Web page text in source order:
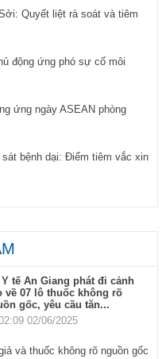
Quyết liệt rà soát và tiêm
động ứng phó sự cố môi
ứng ngày ASEAN phòng
bệnh dại: Điểm tiêm vắc xin
tế An Giang phát đi cảnh
về 07 lô thuốc không rõ
gốc, yêu cầu tăn...
02/06/2025
và thuốc không rõ nguồn gốc